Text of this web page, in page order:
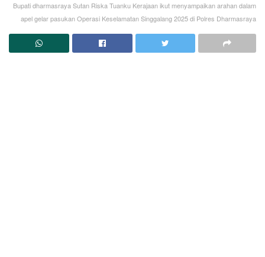
Bupati dharmasraya Sutan Riska Tuanku Kerajaan ikut menyampaikan arahan dalam
apel gelar pasukan Operasi Keselamatan Singgalang 2025 di Polres Dharmasraya